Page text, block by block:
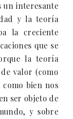
un interesante
y la teoría
la creciente
que se
la teoría
valor (como
bien nos
ser objeto de
y sobre